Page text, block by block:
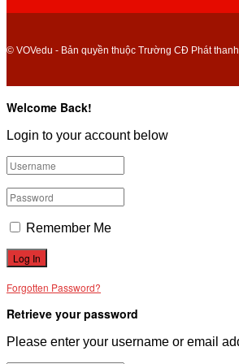
© VOVedu - Bản quyền thuộc Trường CĐ Phát thanh
Welcome Back!
Login to your account below
Remember Me
Forgotten Password?
Retrieve your password
Please enter your username or email